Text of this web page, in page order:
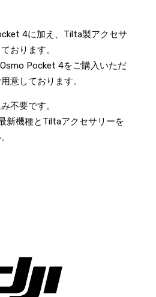
4に加え、Tilta製アクセサ
おります。
Pocket 4をご購入いただ
意しております。
不要です。
新機種とTiltaアクセサリーを